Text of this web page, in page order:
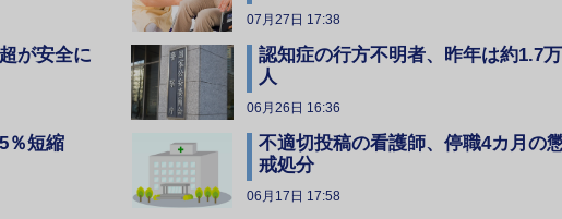
が安全に
％短縮
07月27日 17:38
認知症の行方不明者、昨年は約1.7万
人
06月26日 16:36
不適切投稿の看護師、停職4カ月の
戒処分
06月17日 17:58